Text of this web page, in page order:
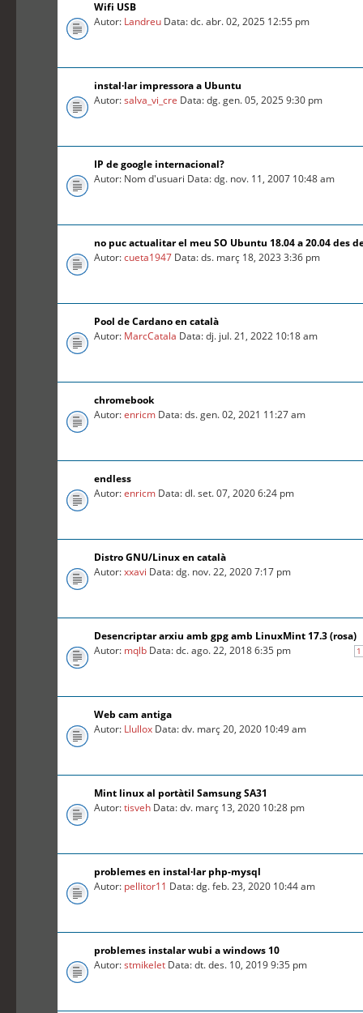
Wifi USB
Autor: Landreu Data: dc. abr. 02, 2025 12:55 pm
instal·lar impressora a Ubuntu
Autor:salva_vi_cre Data: dg. gen. 05, 2025 9:30 pm
IP de google internacional?
Autor: Nom d'usuari Data: dg. nov. 11, 2007 10:48 am
no puc actualitar el meu SO Ubuntu 18.04 a 20.04 des
Autor:cueta1947 Data: ds. març 18, 2023 3:36 pm
Pool de Cardano en català
Autor: MarcCatala Data: dj. jul. 21, 2022 10:18 am
chromebook
Autor:enricm Data: ds. gen. 02, 2021 11:27 am
endless
Autor:enricm Data: dl. set. 07, 2020 6:24 pm
Distro GNU/Linux en català
Autor:xxavi Data: dg. nov. 22, 2020 7:17 pm
Desencriptar arxiu amb gpg amb LinuxMint 17.3 (rosa)
1
Autor: mqlb Data: dc. ago. 22, 2018 6:35 pm
Web cam antiga
Autor: Llullox Data: dv. març 20, 2020 10:49 am
Mint linux al portàtil Samsung SA31
Autor:tisveh Data: dv. març 13, 2020 10:28 pm
problemes en instal·lar php-mysql
Autor: pellitor11 Data: dg. feb. 23, 2020 10:44 am
problemes instalar wubi a windows 10
Autor:stmikelet Data: dt. des. 10, 2019 9:35 pm